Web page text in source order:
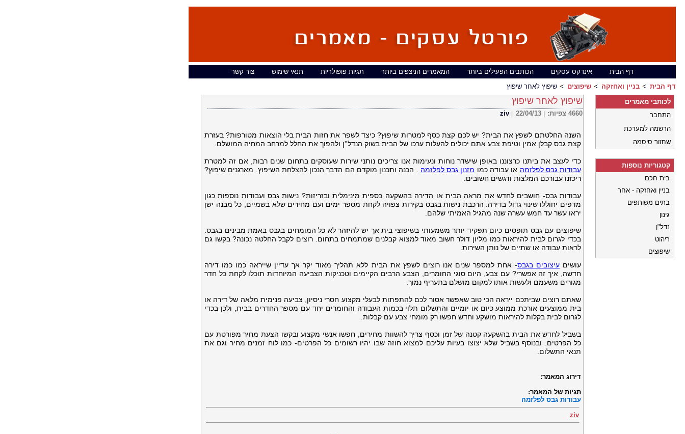
דף הבית אינדקס עסקים הכותבים הפעילים ביותר המאמרים הניצפים ביותר תגיות פופולריות תנאי שימוש
צור קשר
דף הבית
בניין ואחזקה שיפוצים שיפוץ לאחר שיפוץ
שיפוץ לאחר שיפוץ
ziv 22/04/13 צפיות: 4660
השנה החלטתם לשפץ את הבית? יש לכם קצת כסף למטרות שיפוץ? כיצד לשפר את חזות הבית בלי הוצאות מטורפות? בעזרת
קצת גבס קבלן אמין וטיפת צבע אתם יכולים להעלות ערכו של הבית בשוק הנדל''ן ולהפוך את החלל למרחב המחיה המושלם.
כדי לעצב את ביתנו כרצוננו באופן שישדר נוחות ונעימות אנו צריכים נותני שירות שעוסקים בתחום שנים רבות, אם זה למטרת
עבודות גבס לפלזמה או עבודה כמו מזנון גבס לפלזמה . הכנה ותכנון מוקדם הם הדבר הנכון להצלחת השיפוץ. מארגנים שיפוץ?
ריכזנו עבורכם המלצות ודגשים חשובים.
עבודות גבס- חושבים לחדש את מראה הבית או הדירה בהשקעה כספית מינימלית ובזריזות? נישות גבס ועבודות נוספות כגון
מדפים יחוללו שינוי גדול בדירה. הרכבת נישות בגבס בקירות צפויה לקחת מספר ימים ועם מחירים שלא בשמיים, כל מבנה ישן
יראו עשר עד חמש עשרה שנה מהגיל האמיתי שלהם.
שיפוצים עם גבס תופסים כיום תפקיד יותר משמעותי בשיפוצי בית אך יש להיזהר לא כל המומחים בגבס באמת מבינים בגבס.
בכדי לגרום לבית להיראות כמו מליון דולר חשוב מאוד למצוא קבלנים שמתמחים בתחום. רוצים לקבל החלטה נכונה? בקשו גם
לראות עבודה או שתיים של נותן השירות.
עושיםעיצובים בגבס- אחת למספר שנים אנו רוצים לשפץ את הבית ללא תהליך מאוד יקר אך עדיין שייראה כמו כמו דירה
חדשה, איך זה אפשרי? עם צבע, היום סוגי החומרים, הצבע הרבים הקיימים וטכניקות הצביעה המיוחדות תוכלו לקחת כל חדר
מגורים משעמם ולעשות אותו למקום מושלם בתעריף נמוך.
שאתם רוצים שביתכם ייראה הכי טוב שאפשר אסור לכם להתפתות לבעלי מקצוע חסרי ניסיון, צביעה פנימית מלאה של דירה או
בית ממוצעים אורכת ממוצע כיום או יומיים והתשלום תלוי בכמות העבודה והחומרים יחד עם מספר החדרים בבית, ולכן בכדי
לגרום לבית בקלות להיראות מושקע וחדש חפשו רק מומחי צבע עם קבלות.
בשביל לחדש את הבית בהשקעה קטנה של זמן וכסף צריך להשוות מחירים, חפשו אנשי מקצוע ובקשו הצעת מחיר מפורטת עם
כל הפרטים. ובנוסף בשביל שלא יצוצו בעיות עליכם למצוא חוזה שבו יהיו רשומים כל הפרטים- כמו לוח זמנים מחיר וגם את
תנאי התשלום.
דירוג המאמר:
תגיות של המאמר:
עבודות גבס לפלזמה
ziv
לכותבי מאמרים
התחבר
הרשמה למערכת
שחזור סיסמה
קטגוריות נוספות
בית חכם
בניין ואחזקה - אחר
בתים משותפים
גינון
נדל"ן
ריהוט
שיפוצים